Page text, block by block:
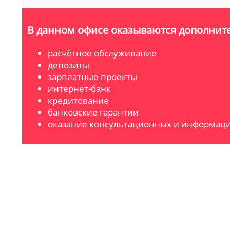
В данном офисе оказываются
расчётное обслуживание
депозиты
зарплатные проекты
интернет-банк
кредитование
банковские гарантии
оказание консультационных и